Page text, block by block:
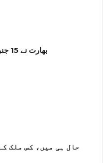
بھارت نے 15 جنوری کو کون سا 'آرمی ڈے' منایا؟
حال ہی میں، کس ملک